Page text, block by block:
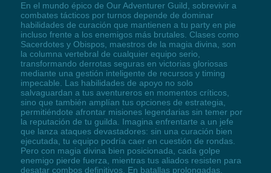
En el mundo épico de Our Adventurer Guild, sobrevivir a
combates tácticos por turnos depende de dominar
habilidades de curación que mantienen a tu party en pie
incluso frente a los enemigos más brutales. Clases como
Sacerdotes y Obispos, maestros de la magia divina, son
la columna vertebral de cualquier equipo serio,
transformando derrotas seguras en victorias gloriosas
mediante una gestión inteligente de recursos y timing
impecable. Las habilidades de apoyo no solo
salvaguardan a tus aventureros en momentos críticos,
sino que también amplían tus opciones de estrategia,
permitiéndote afrontar misiones legendarias sin temer por
la reputación de tu guilda. Imagina enfrentarte a un jefe
que lanza ataques devastadores: sin una curación bien
ejecutada, tu equipo podría caer en cuestión de rondas.
Pero con magia divina bien posicionada, cada golpe
enemigo pierde fuerza, mientras tus aliados resisten para
desatar combos definitivos. En batallas prolongadas,